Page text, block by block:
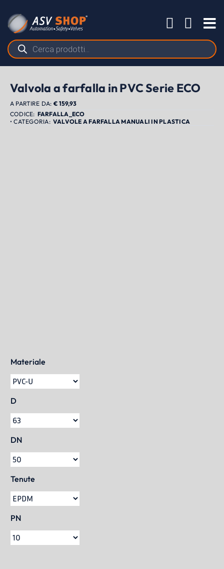
contenuto
Ricerca
prodotti
Valvola a farfalla in PVC Serie ECO
A PARTIRE DA: € 159,93
FARFALLA_ECO
VALVOLE A FARFALLA MANUALI IN PLASTICA
Materiale
D
DN
Tenute
PN